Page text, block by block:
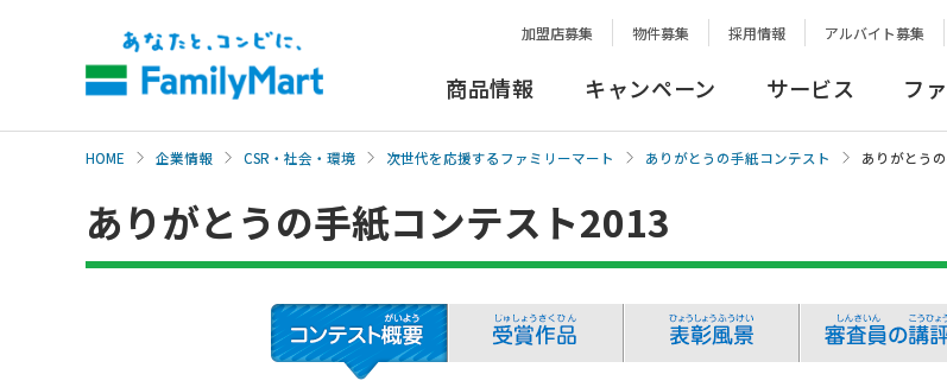
加盟店募集 物件募集 採用情報 アルバイト募集
商品情報 キャンペーン サービス フ
HOME 企業情報 CSR・社会・環境 次世代を応援するファミリーマート ありがとうの手紙コンテスト ありがとう
ありがとうの手紙コンテスト2013